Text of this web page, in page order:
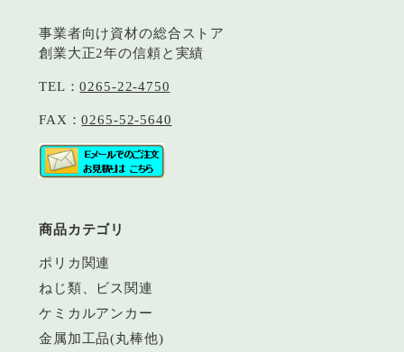
事業者向け資材の総合ストア
創業大正2年の信頼と実績
TEL：0265-22-4750
FAX：0265-52-5640
商品カテゴリ
ポリカ関連
ねじ類、ビス関連
ケミカルアンカー
金属加工品(丸棒他)